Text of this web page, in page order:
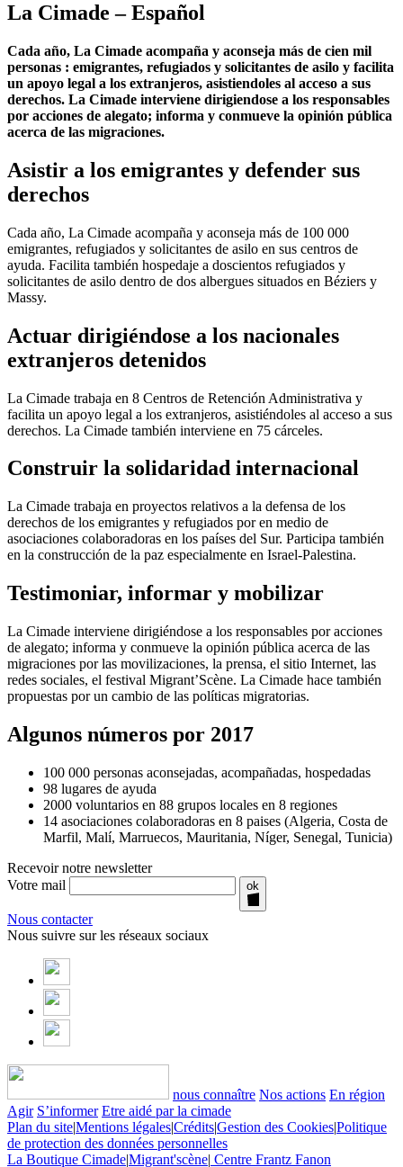
La Cimade – Español
Cada año, La Cimade acompaña y aconseja más de cien mil
personas : emigrantes, refugiados y solicitantes de asilo y facilita
un apoyo legal a los extranjeros, asistiendoles al acceso a sus
derechos. La Cimade interviene dirigiendose a los responsables
por acciones de alegato; informa y conmueve la opinión pública
acerca de las migraciones.
Asistir a los emigrantes y defender sus
derechos
Cada año, La Cimade acompaña y aconseja más de 100 000
emigrantes, refugiados y solicitantes de asilo en sus centros de
ayuda. Facilita también hospedaje a doscientos refugiados y
solicitantes de asilo dentro de dos albergues situados en Béziers y
Massy.
Actuar dirigiéndose a los nacionales
extranjeros detenidos
La Cimade trabaja en 8 Centros de Retención Administrativa y
facilita un apoyo legal a los extranjeros, asistiéndoles al acceso a sus
derechos. La Cimade también interviene en 75 cárceles.
Construir la solidaridad internacional
La Cimade trabaja en proyectos relativos a la defensa de los
derechos de los emigrantes y refugiados por en medio de
asociaciones colaboradoras en los países del Sur. Participa también
en la construcción de la paz especialmente en Israel-Palestina.
Testimoniar, informar y mobilizar
La Cimade interviene dirigiéndose a los responsables por acciones
de alegato; informa y conmueve la opinión pública acerca de las
migraciones por las movilizaciones, la prensa, el sitio Internet, las
redes sociales, el festival Migrant’Scène. La Cimade hace también
propuestas por un cambio de las políticas migratorias.
Algunos números por 2017
100 000 personas aconsejadas, acompañadas, hospedadas
98 lugares de ayuda
2000 voluntarios en 88 grupos locales en 8 regiones
14 asociaciones colaboradoras en 8 paises (Algeria, Costa de
Marfil, Malí, Marruecos, Mauritania, Níger, Senegal, Tunicia)
Recevoir notre newsletter
Votre mail
ok
Nous contacter
Nous suivre sur les réseaux sociaux
nous connaître Nos actions En région
Agir S’informer Etre aidé par la cimade
Plan du site|Mentions légales|Crédits|Gestion des Cookies|Politique
de protection des données personnelles
La Boutique Cimade|Migrant'scène| Centre Frantz Fanon